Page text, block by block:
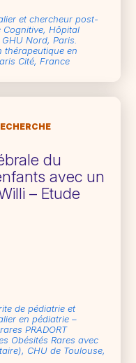
et chercheur post-
Hôpital
Nord, Paris.
thérapeutique en
Cité, France
du
avec un
– Etude
de pédiatrie et
en pédiatrie –
PRADORT
Obésités Rares avec
CHU de Toulouse,